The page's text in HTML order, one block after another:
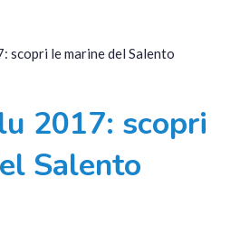
2017: scopri
Salento